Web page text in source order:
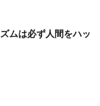
ムは必ず人間をハッ